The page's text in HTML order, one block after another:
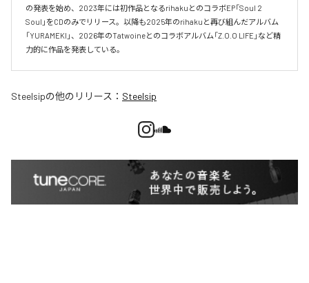
の発表を始め、2023年には初作品となるrihakuとのコラボEP「Soul 2
Soul」をCDのみでリリース。以降も2025年のrihakuと再び組んだアルバム
「YURAMEKI」、2026年のTatwoineとのコラボアルバム「Z.O.O LIFE」など精
力的に作品を発表している。
Steelsipの他のリリース： Steelsip